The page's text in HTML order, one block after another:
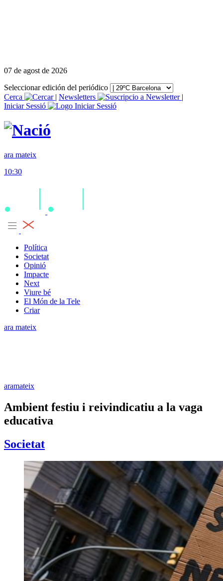
07 de agost de 2026
Seleccionar edición del periódico
Cerca
| Newsletters
|
Iniciar Sessió
ara mateix
10:30
Política
Societat
Opinió
Impacte
Next
Viure bé
El Món de la Tele
Criar
ara mateix
aramateix
Ambient festiu i reivindicatiu a la vaga
educativa
Societat